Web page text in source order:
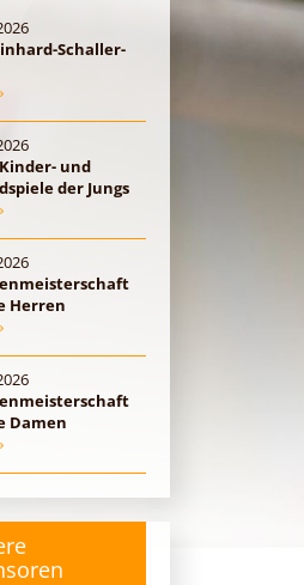
Schaller-
und
der Jungs
Herren
Damen